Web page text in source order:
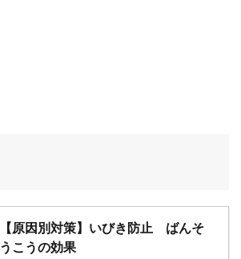
【原因別対策】いびき防止 ばんそ
うこうの効果